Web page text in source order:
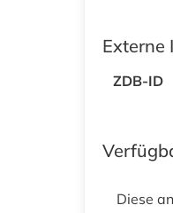
Externe
ZDB-ID
Diese